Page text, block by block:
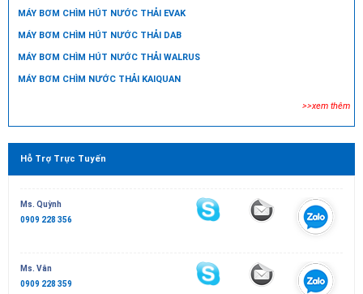
MÁY BƠM CHÌM HÚT NƯỚC THẢI EVAK
MÁY BƠM CHÌM HÚT NƯỚC THẢI DAB
MÁY BƠM CHÌM HÚT NƯỚC THẢI WALRUS
MÁY BƠM CHÌM NƯỚC THẢI KAIQUAN
>>xem thêm
Hỗ Trợ Trực Tuyến
Ms. Quỳnh
0909 228 356
Ms. Vân
0909 228 359